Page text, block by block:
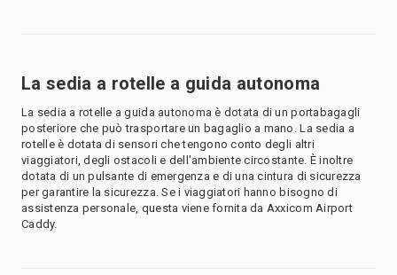
La sedia a rotelle a guida autonoma
La sedia a rotelle a guida autonoma è dotata di un portabagagli
posteriore che può trasportare un bagaglio a mano. La sedia a
rotelle è dotata di sensori che tengono conto degli altri
viaggiatori, degli ostacoli e dell'ambiente circostante. È inoltre
dotata di un pulsante di emergenza e di una cintura di sicurezza
per garantire la sicurezza. Se i viaggiatori hanno bisogno di
assistenza personale, questa viene fornita da Axxicom Airport
Caddy.